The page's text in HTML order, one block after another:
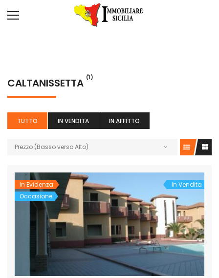
CALTANISSETTA (1)
TUTTO IN VENDITA IN AFFITTO
Prezzo (Basso verso Alto)
In Evidenza
Occasione
In Vendita